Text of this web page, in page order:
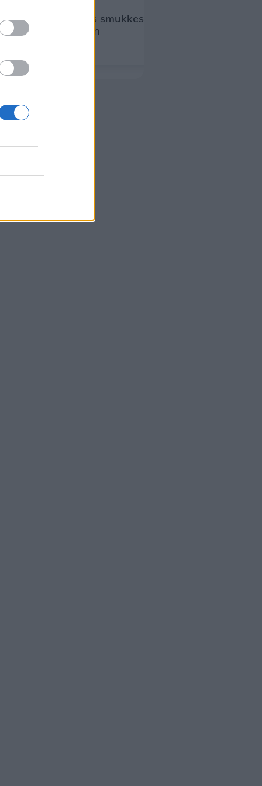
Danmarks smukkeste landingsbane
kalder igen